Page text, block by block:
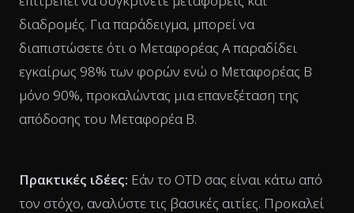
διαδρομές. Για παράδειγμα, μπορεί να
διαπιστώσετε ότι ο Μεταφορέας Α παραδίδει
εγκαίρως 98% των φορών ενώ ο Μεταφορέας Β
μόνο 90%, προκαλώντας μια επανεξέταση της
απόδοσης του Μεταφορέα Β.
Πρακτικές ιδέες: Εάν το OTD σας είναι κάτω από
τον στόχο, αναλύστε τις βασικές αιτίες. Προκαλεί